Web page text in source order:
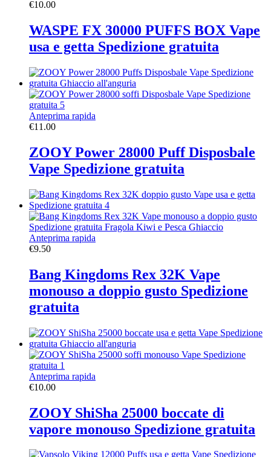
€10.00
WASPE FX 30000 PUFFS BOX Vape
usa e getta Spedizione gratuita
Anteprima rapida
€11.00
ZOOY Power 28000 Puff Disposbale
Vape Spedizione gratuita
Anteprima rapida
€9.50
Bang Kingdoms Rex 32K Vape
monouso a doppio gusto Spedizione
gratuita
Anteprima rapida
€10.00
ZOOY ShiSha 25000 boccate di
vapore monouso Spedizione gratuita